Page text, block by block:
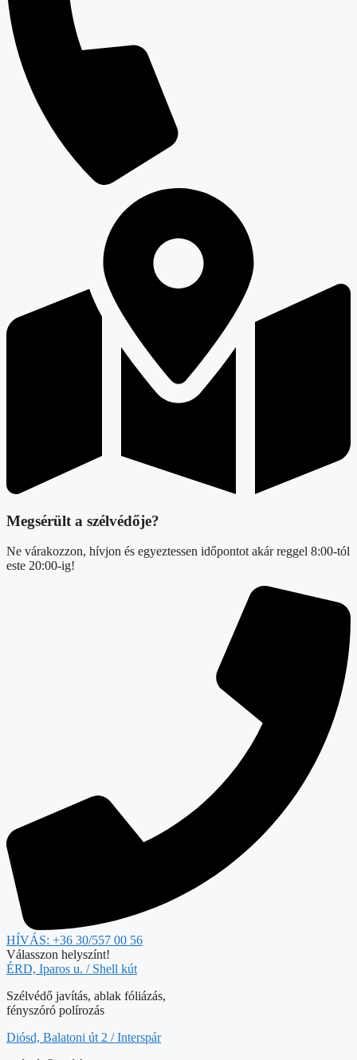
Megsérült a szélvédője?
Ne várakozzon, hívjon és egyeztessen időpontot akár reggel 8:00-tól
este 20:00-ig!
HÍVÁS: +36 30/557 00 56
Válasszon helyszínt!
ÉRD, Iparos u. / Shell kút
Szélvédő javítás, ablak fóliázás,
fényszóró polírozás
Diósd, Balatoni út 2 / Interspár